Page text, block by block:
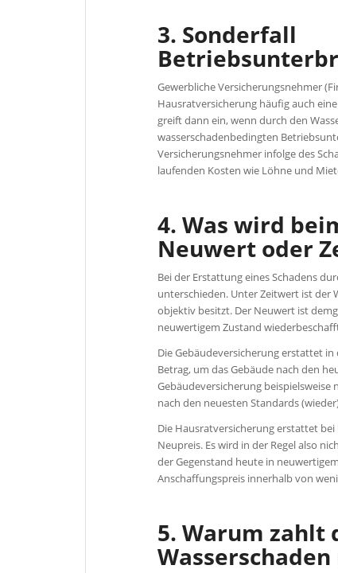
3. Sonderfall
Gewerbliche Versicherungsnehmer
Hausratversicherung häufig auch
greift dann ein, wenn durch den
wasserschadenbedingten
Versicherungsnehmer infolge des
laufenden Kosten wie Löhne und
4. Was wird
Neuwert oder
Bei der Erstattung eines Schadens
unterschieden. Unter Zeitwert ist der
objektiv besitzt. Der Neuwert ist
neuwertigem Zustand
Die Gebäudeversicherung erstattet
Betrag, um das Gebäude nach den
Gebäudeversicherung beispielsweise
nach den neuesten Standards
Die Hausratversicherung erstattet
Neupreis. Es wird in der Regel also
der Gegenstand heute in
Anschaffungspreis innerhalb von
5. Warum zahlt